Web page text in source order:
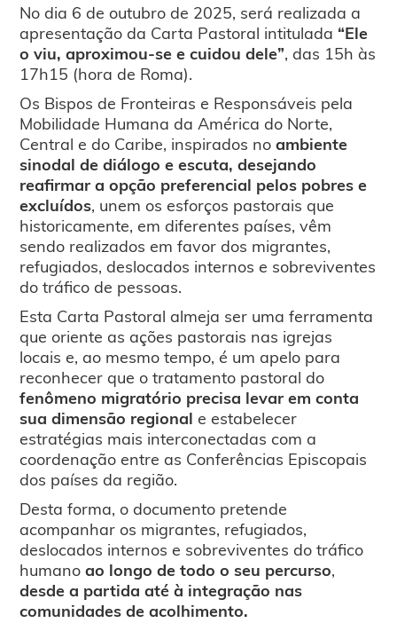
No dia 6 de outubro de 2025, será realizada a
apresentação da Carta Pastoral intitulada “Ele
o viu, aproximou-se e cuidou dele”, das 15h às
17h15 (hora de Roma).
Os Bispos de Fronteiras e Responsáveis pela
Mobilidade Humana da América do Norte,
Central e do Caribe, inspirados noambiente
sinodal de diálogo e escuta, desejando
reafirmar a opção preferencial pelos pobres e
excluídos, unem os esforços pastorais que
historicamente, em diferentes países, vêm
sendo realizados em favor dos migrantes,
refugiados, deslocados internos e sobreviventes
do tráfico de pessoas.
Esta Carta Pastoral almeja ser uma ferramenta
que oriente as ações pastorais nas igrejas
locais e, ao mesmo tempo, é um apelo para
reconhecer que o tratamento pastoral do
fenômeno migratório precisa levar em conta
sua dimensão regional e estabelecer
estratégias mais interconectadas com a
coordenação entre as Conferências Episcopais
dos países da região.
Desta forma, o documento pretende
acompanhar os migrantes, refugiados,
deslocados internos e sobreviventes do tráfico
humanoao longo de todo o seu percurso,
desde a partida até à integração nas
comunidades de acolhimento.